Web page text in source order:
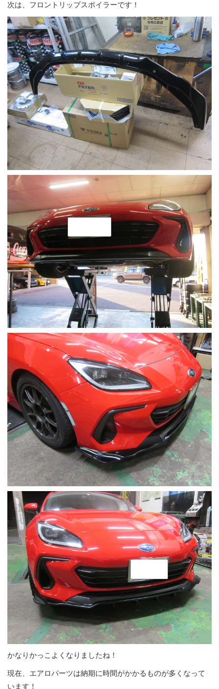
次は、フロントリップスポイラーです！
かなりかっこよくなりましたね！
現在、エアロパーツは納期に時間がかかるものが多くなって
います！